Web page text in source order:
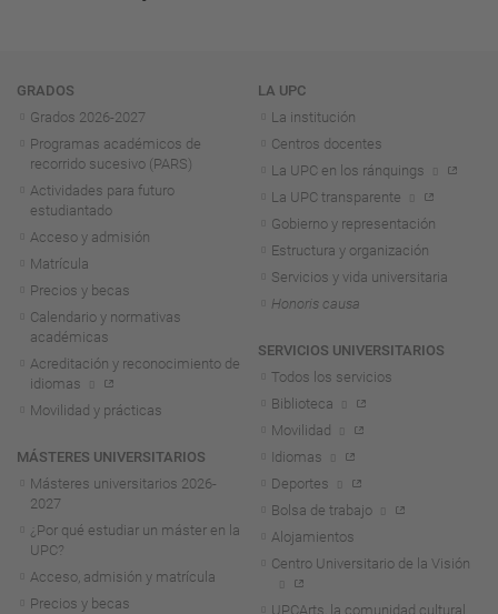
Navegación
GRADOS
Grados 2026-2027
Programas académicos de
recorrido sucesivo (PARS)
Actividades para futuro
estudiantado
Acceso y admisión
Matrícula
Precios y becas
Calendario y normativas
académicas
Acreditación y reconocimiento de
idiomas
Movilidad y prácticas
MÁSTERES UNIVERSITARIOS
Másteres universitarios 2026-
2027
¿Por qué estudiar un máster en la
UPC?
Acceso, admisión y matrícula
Precios y becas
LA UPC
La institución
Centros docentes
La UPC en los ránquings
La UPC transparente
Gobierno y representación
Estructura y organización
Servicios y vida universitaria
Honoris causa
SERVICIOS UNIVERSITARIOS
Todos los servicios
Biblioteca
Movilidad
Idiomas
Deportes
Bolsa de trabajo
Alojamientos
Centro Universitario de la Visión
UPCArts, la comunidad cultural